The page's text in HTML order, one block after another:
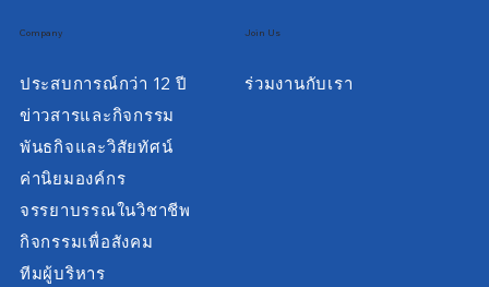
Company
ประสบการณ์กว่า 12 ปี
ข่าวสารและกิจกรรม
พันธกิจและวิสัยทัศน์
ค่านิยมองค์กร
จรรยาบรรณในวิชาชีพ
กิจกรรมเพื่อสังคม
ทีมผู้บริหาร
Join Us
ร่วมงานกับเรา